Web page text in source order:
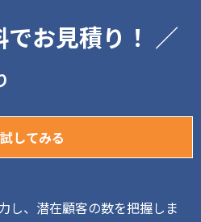
お見積り！ ／
試してみる
し、潜在顧客の数を把握しま